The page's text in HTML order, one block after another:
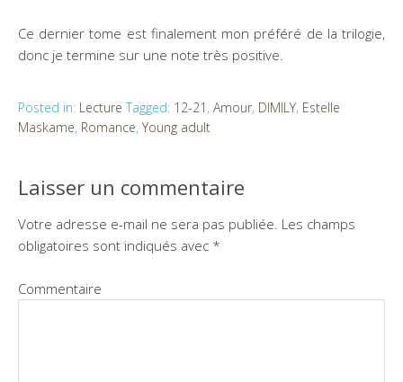
Ce dernier tome est finalement mon préféré de la trilogie,
donc je termine sur une note très positive.
Posted in: Lecture Tagged: 12-21 , Amour, DIMILY, Estelle
Maskame, Romance, Young adult
Laisser un commentaire
Votre adresse e-mail ne sera pas publiée. Les champs
obligatoires sont indiqués avec *
Commentaire